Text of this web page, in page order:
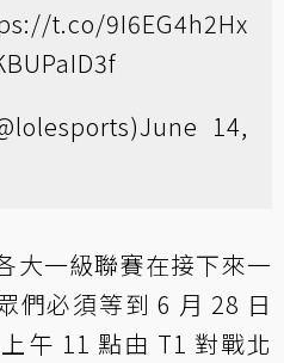
t.co/9I6EG4h2Hx
June 14,
大一級聯賽在接下來一
們必須等到 6 月 28 日
午 11 點由 T1 對戰北